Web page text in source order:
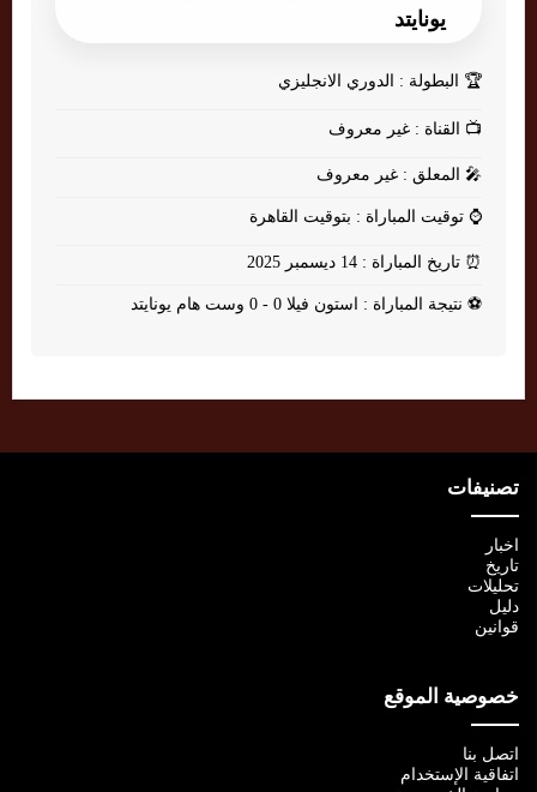
يونايتد
🏆 البطولة : الدوري الانجليزي
📺 القناة : غير معروف
🎤 المعلق : غير معروف
⌚ توقيت المباراة : بتوقيت القاهرة
⏰ تاريخ المباراة : 14 ديسمبر 2025
⚽ نتيجة المباراة : استون فيلا 0 - 0 وست هام يونايتد
تصنيفات
اخبار
تاريخ
تحليلات
دليل
قوانين
خصوصية الموقع
اتصل بنا
اتفاقية الإستخدام